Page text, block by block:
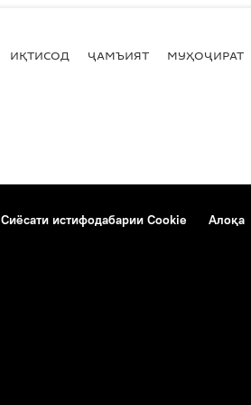
ИҚТИСОД ҶАМЪИЯТ МУҲОҶИРАТ
Сиёсати истифодабарии Cookie Алоқа